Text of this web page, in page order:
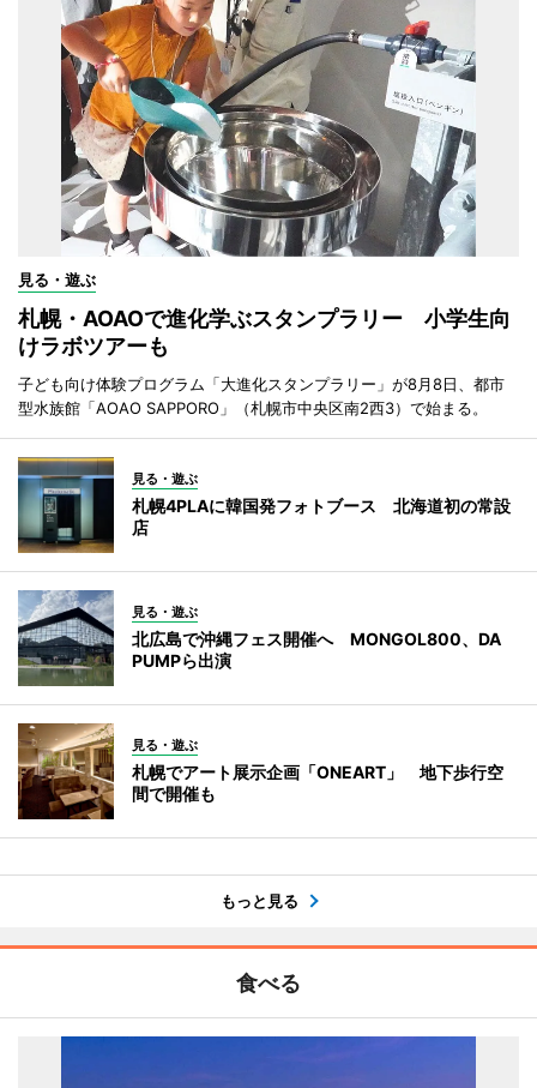
見る・遊ぶ
札幌・AOAOで進化学ぶスタンプラリー 小学生向
けラボツアーも
子ども向け体験プログラム「大進化スタンプラリー」が8月8日、都市
型水族館「AOAO SAPPORO」（札幌市中央区南2西3）で始まる。
見る・遊ぶ
札幌4PLAに韓国発フォトブース 北海道初の常設
店
見る・遊ぶ
北広島で沖縄フェス開催へ MONGOL800、DA
PUMPら出演
見る・遊ぶ
札幌でアート展示企画「ONEART」 地下歩行空
間で開催も
もっと見る
食べる